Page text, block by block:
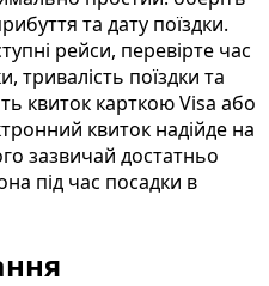
та дату поїздки.
рейси, перевірте час
тривалість поїздки та
квиток карткою Visa або
квиток надійде на
зазвичай достатньо
під час посадки в